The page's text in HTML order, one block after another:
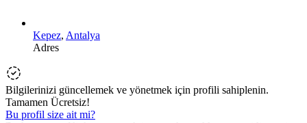
Kepez, Antalya
Adres
Bilgilerinizi güncellemek ve yönetmek için profili sahiplenin.
Tamamen Ücretsiz!
Bu profil size ait mi?